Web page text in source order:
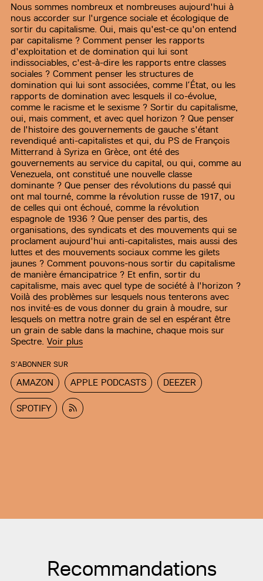
Nous sommes nombreux et nombreuses aujourd'hui à
nous accorder sur l'urgence sociale et écologique de
sortir du capitalisme. Oui, mais qu'est-ce qu'on entend
par capitalisme ? Comment penser les rapports
d'exploitation et de domination qui lui sont
indissociables, c'est-à-dire les rapports entre classes
sociales ? Comment penser les structures de
domination qui lui sont associées, comme l’État, ou les
rapports de domination avec lesquels il co-évolue,
comme le racisme et le sexisme ? Sortir du capitalisme,
oui, mais comment, et avec quel horizon ? Que penser
de l'histoire des gouvernements de gauche s'étant
revendiqué anti-capitalistes et qui, du PS de François
Mitterrand à Syriza en Grèce, ont été des
gouvernements au service du capital, ou qui, comme au
Venezuela, ont constitué une nouvelle classe
dominante ? Que penser des révolutions du passé qui
ont mal tourné, comme la révolution russe de 1917, ou
de celles qui ont échoué, comme la révolution
espagnole de 1936 ? Que penser des partis, des
organisations, des syndicats et des mouvements qui se
proclament aujourd'hui anti-capitalistes, mais aussi des
luttes et des mouvements sociaux comme les gilets
jaunes ? Comment pouvons-nous sortir du capitalisme
de manière émancipatrice ? Et enfin, sortir du
capitalisme, mais avec quel type de société à l'horizon ?
Voilà des problèmes sur lesquels nous tenterons avec
nos invité·es de vous donner du grain à moudre, sur
lesquels on mettra notre grain de sel en espérant être
un grain de sable dans la machine, chaque mois sur
Spectre.Voir plus
S’ABONNER SUR
AMAZON APPLE PODCASTS DEEZER
SPOTIFY
Recommandations